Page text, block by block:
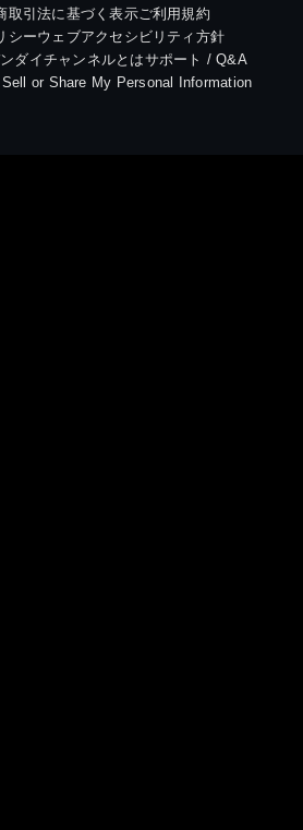
取引法に基づく表示ご利用規約
シーウェブアクセシビリティ方針
ダイチャンネルとはサポート / Q&A
Sell or Share My Personal Information